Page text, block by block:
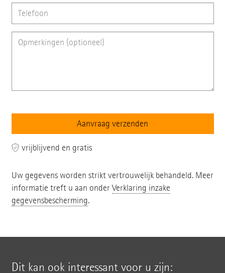
vrijblijvend en gratis
Uw gegevens worden strikt vertrouwelijk behandeld. Meer
informatie treft u aan onderVerklaring inzake
gegevensbescherming.
Dit kan ook interessant voor u zijn: